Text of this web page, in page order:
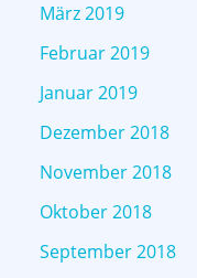
März 2019
Februar 2019
Januar 2019
Dezember 2018
November 2018
Oktober 2018
September 2018